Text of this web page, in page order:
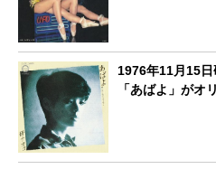
1976年11月15
「あばよ」がオ